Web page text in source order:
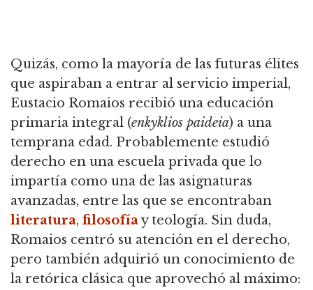
Quizás, como la mayoría de las futuras élites
que aspiraban a entrar al servicio imperial,
Eustacio Romaios recibió una educación
primaria integral (enkyklios paideia) a una
temprana edad. Probablemente estudió
derecho en una escuela privada que lo
impartía como una de las asignaturas
avanzadas, entre las que se encontraban
literatura, filosofíay teología. Sin duda,
Romaios centró su atención en el derecho,
pero también adquirió un conocimiento de
la retórica clásica que aprovechó al máximo: